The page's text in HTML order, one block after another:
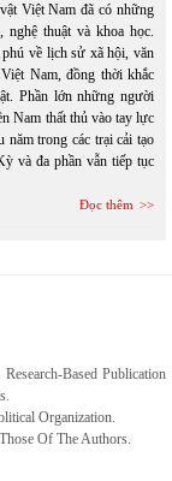
Việt Nam đã có những
nghệ thuật và khoa học.
về lịch sử xã hội, văn
Nam, đồng thời khắc
Phần lớn những người
Nam thất thủ vào tay lực
năm trong các trại cải tạo
và đa phần vẫn tiếp tục
Đọc thêm
Based Publication
Organization.
Of The Authors.